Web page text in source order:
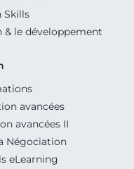
Skills
le développement
avancées
avancées II
Négociation
eLearning